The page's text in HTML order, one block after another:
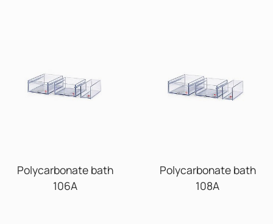
Polycarbonate bath
106A
Polycarbonate bath
108A